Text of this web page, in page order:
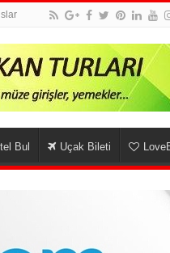
Bul Uçak Bileti